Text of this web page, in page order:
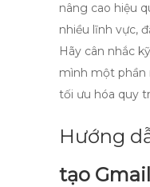
nâng cao hiệu
nhiều lĩnh vực,
Hãy cân nhắc
mình một phần
tối ưu hóa quy
Hướng
tạo Gmail